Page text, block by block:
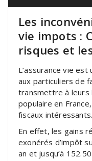
Les
vie impots :
risques et
L’assurance vie
aux particuliers de
transmettre à leurs
populaire en
fiscaux intéressants.
En effet, les gains
exonérés d’impôt
an et jusqu’à